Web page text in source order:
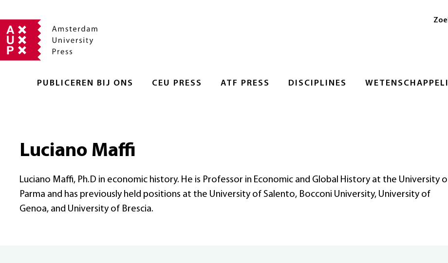
PUBLICEREN BIJ ONS CEU PRESS ATF PRESS DISCIPLINES
Luciano Maffi
Luciano Maffi, Ph.D in economic history. He is Professor in Economic and Global History at the University
Parma and has previously held positions at the University of Salento, Bocconi University, University of
Genoa, and University of Brescia.